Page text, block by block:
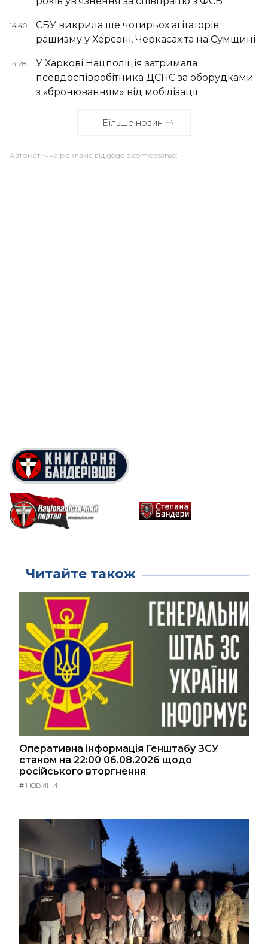
14:40
СБУ викрила ще чотирьох агітаторів
рашизму у Херсоні, Черкасах та на Сумщині
14:28
У Харкові Нацполіція затримала
псевдоспівробітника ДСНС за оборудками
з «бронюванням» від мобілізації
Більше новин
Автоматична реклама від goggle.com/adsense:
Читайте також
Оперативна інформація Генштабу ЗСУ
станом на 22:00 06.08.2026 щодо
російського вторгнення
# НОВИНИ